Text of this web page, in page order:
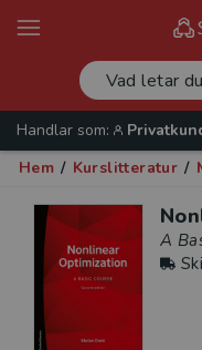
Handlar som:
Hem / Kurslitteratur /
A